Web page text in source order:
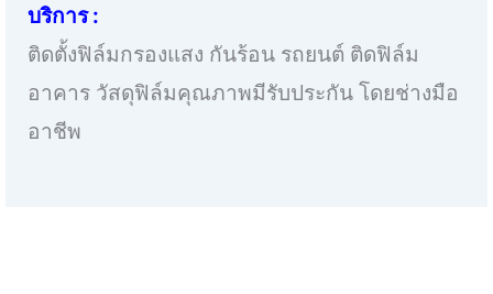
บริการ :
ติดตั้งฟิล์มกรองแสง กันร้อน รถยนต์ ติดฟิล์ม
อาคาร วัสดุฟิล์มคุณภาพมีรับประกัน โดยช่างมือ
อาชีพ